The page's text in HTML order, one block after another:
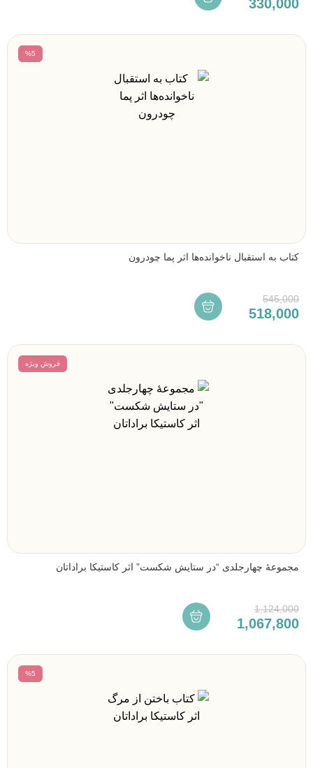
330,000
%5
کتاب به استقبال ناخوانده‌ها اثر پما چودرون
545,000
518,000
فروش ویژه
مجموعۀ چهارجلدی “در ستایش شکست” اثر کاستیکا براداتان
1,124,000
1,067,800
%5